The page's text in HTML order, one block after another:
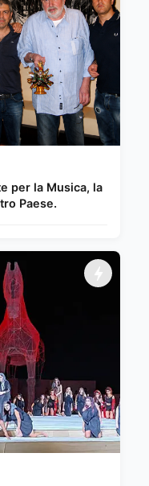
per la Musica, la
Paese.